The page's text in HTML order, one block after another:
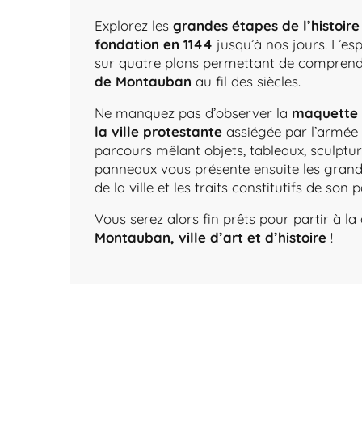
Explorez les grandes étapes de
fondation en 1144 jusqu’à nos jours.
sur quatre plans permettant de
de Montauban au fil des siècles.
Ne manquez pas d’observer la
la ville protestante assiégée par
parcours mêlant objets, tableaux,
panneaux vous présente ensuite les
de la ville et les traits constitutifs de son
Vous serez alors fin prêts pour partir à la
Montauban, ville d’art et d’histoire !